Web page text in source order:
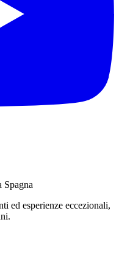
Spagna
ed esperienze eccezionali,